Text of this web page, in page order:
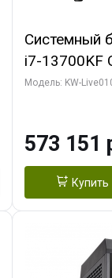
Системный
i7-13700KF
7, C16 8EC/
Turbo/ 960
Модель: KW-
573 151
Купить